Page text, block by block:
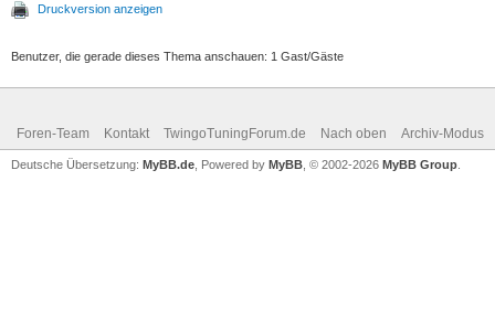
Druckversion anzeigen
Benutzer, die gerade dieses Thema anschauen: 1 Gast/Gäste
Foren-Team Kontakt TwingoTuningForum.de Nach oben Archiv-Modus
Deutsche Übersetzung: MyBB.de , Powered by MyBB , © 2002-2026 MyBB Group